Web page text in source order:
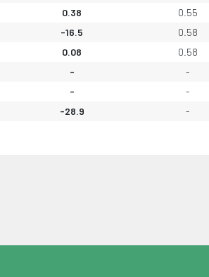
0.38 0.55
-16.5 0.58
0.08 0.58
- -
- -
-28.9 -